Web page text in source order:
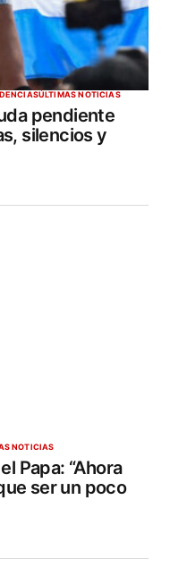
ÚLTIMAS NOTICIAS
pendiente
silencios y
NOTICIAS
Papa: “Ahora
ser un poco